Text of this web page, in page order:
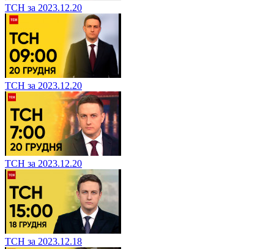
ТСН за 2023.12.20
ТСН за 2023.12.20
ТСН за 2023.12.20
ТСН за 2023.12.18